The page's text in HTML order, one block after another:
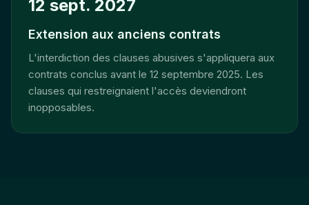
12 sept. 2027
Extension aux anciens contrats
L'interdiction des clauses abusives s'appliquera aux
contrats conclus avant le 12 septembre 2025. Les
clauses qui restreignaient l'accès deviendront
inopposables.